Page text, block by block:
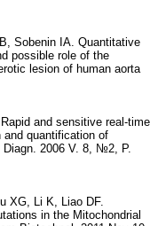
Sobenin IA. Quantitative
possible role of the
lesion of human aorta
and sensitive real-time
and quantification of
2006 V. 8, №2, P.
XG, Li K, Liao DF.
in the Mitochondrial